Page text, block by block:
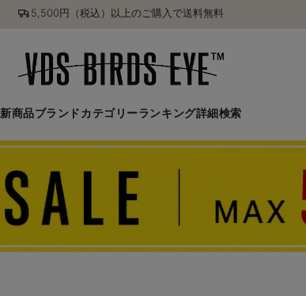
5,500円（税込）以上のご購入で送料無料
新商品ブランド カテゴリーランキング詳細検索